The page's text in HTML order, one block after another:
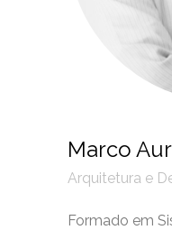
Marco
Arquitetura e
Formado em